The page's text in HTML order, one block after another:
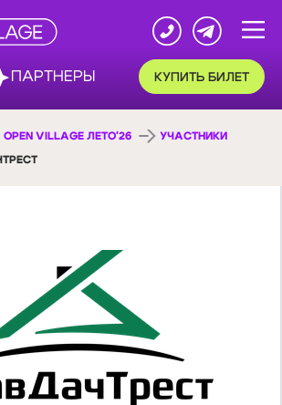
КУПИТЬ БИЛЕТ
OPEN VILLAGE ЛЕТО'26 УЧАСТНИКИ